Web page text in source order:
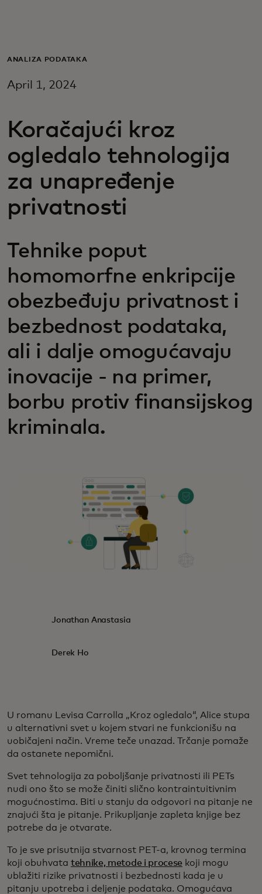
Za biznis
Za inovatore
Novosti i trendovi
ANALIZA PODATAKA
April 1, 2024
Koračajući kroz
ogledalo tehnologija
za unapređenje
privatnosti
Tehnike poput
homomorfne enkripcije
obezbeđuju privatnost i
bezbednost podataka,
ali i dalje omogućavaju
inovacije - na primer,
borbu protiv finansijskog
kriminala.
Jonathan Anastasia
Derek Ho
U romanu Levisa Carrolla „Kroz ogledalo“, Alice stupa
u alternativni svet u kojem stvari ne funkcionišu na
uobičajeni način. Vreme teče unazad. Trčanje pomaže
da ostanete nepomični.
Svet tehnologija za poboljšanje privatnosti ili PETs
nudi ono što se može činiti slično kontraintuitivnim
mogućnostima. Biti u stanju da odgovori na pitanje ne
znajući šta je pitanje. Prikupljanje zapleta knjige bez
potrebe da je otvarate.
To je sve prisutnija stvarnost PET-a, krovnog termina
koji obuhvata tehnike, metode i procese koji mogu
ublažiti rizike privatnosti i bezbednosti kada je u
pitanju upotreba i deljenje podataka. Omogućava